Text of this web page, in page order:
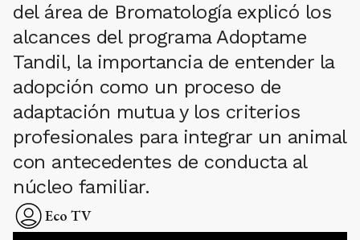
del área de Bromatología explicó los
alcances del programa Adoptame
Tandil, la importancia de entender la
adopción como un proceso de
adaptación mutua y los criterios
profesionales para integrar un animal
con antecedentes de conducta al
núcleo familiar.
Eco TV